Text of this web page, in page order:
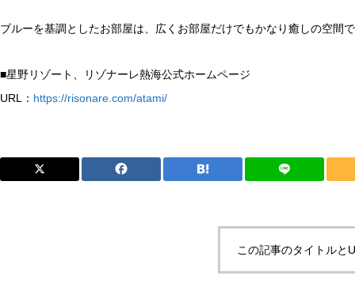
ブルーを基調としたお部屋は、広くお部屋だけでもかなり癒しの空間
■星野リゾート、リゾナーレ熱海公式ホームページ
URL： https://risonare.com/atami/
この記事のタイトルと